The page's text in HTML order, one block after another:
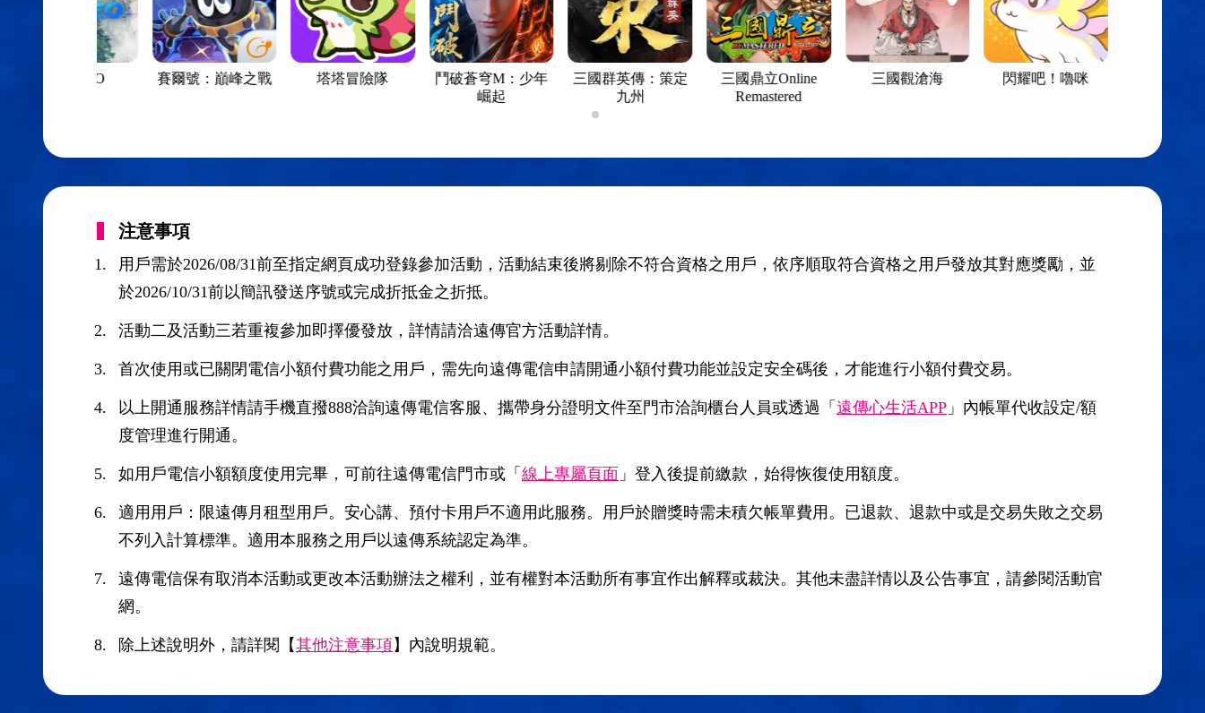
劍靈NEO 賽爾號：巔峰之戰 塔塔冒險隊
鬥破蒼穹M：少年
崛起
三國群英傳：策定
九州
三國鼎立Online
Remastered
三國觀滄海 閃耀吧！嚕咪
注意事項
用戶需於2026/08/31前至指定網頁成功登錄參加活動，活動結束後將剔除不符合資格之用戶，依序順取符合資格之用戶發放其對應獎勵，並
於2026/10/31前以簡訊發送序號或完成折抵金之折抵。
活動二及活動三若重複參加即擇優發放，詳情請洽遠傳官方活動詳情。
首次使用或已關閉電信小額付費功能之用戶，需先向遠傳電信申請開通小額付費功能並設定安全碼後，才能進行小額付費交易。
以上開通服務詳情請手機直撥888洽詢遠傳電信客服、攜帶身分證明文件至門市洽詢櫃台人員或透過「 遠傳心生活APP 」內帳單代收設定/額
度管理進行開通。
如用戶電信小額額度使用完畢，可前往遠傳電信門市或「 線上專屬頁面 」登入後提前繳款，始得恢復使用額度。
適用用戶：限遠傳月租型用戶。安心講、預付卡用戶不適用此服務。用戶於贈獎時需未積欠帳單費用。已退款、退款中或是交易失敗之交易
不列入計算標準。適用本服務之用戶以遠傳系統認定為準。
遠傳電信保有取消本活動或更改本活動辦法之權利，並有權對本活動所有事宜作出解釋或裁決。其他未盡詳情以及公告事宜，請參閱活動官
網。
除上述說明外，請詳閱【其他注意事項】內說明規範。